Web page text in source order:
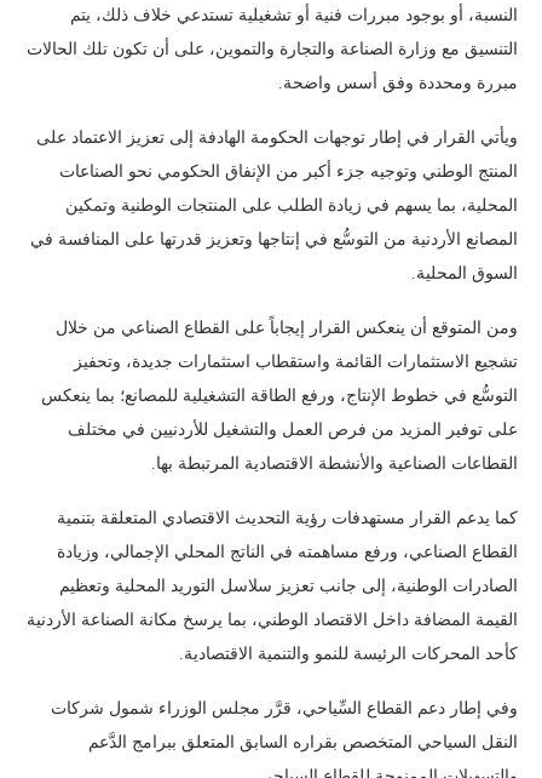
النسبة، أو بوجود مبررات فنية أو تشغيلية تستدعي خلاف ذلك، يتم
التنسيق مع وزارة الصناعة والتجارة والتموين، على أن تكون تلك الحالات
مبررة ومحددة وفق أسس واضحة.
ويأتي القرار في إطار توجهات الحكومة الهادفة إلى تعزيز الاعتماد على
المنتج الوطني وتوجيه جزء أكبر من الإنفاق الحكومي نحو الصناعات
المحلية، بما يسهم في زيادة الطلب على المنتجات الوطنية وتمكين
المصانع الأردنية من التوسُّع في إنتاجها وتعزيز قدرتها على المنافسة في
السوق المحلية.
ومن المتوقع أن ينعكس القرار إيجاباً على القطاع الصناعي من خلال
تشجيع الاستثمارات القائمة واستقطاب استثمارات جديدة، وتحفيز
التوسُّع في خطوط الإنتاج، ورفع الطاقة التشغيلية للمصانع؛ بما ينعكس
على توفير المزيد من فرص العمل والتشغيل للأردنيين في مختلف
القطاعات الصناعية والأنشطة الاقتصادية المرتبطة بها.
كما يدعم القرار مستهدفات رؤية التحديث الاقتصادي المتعلقة بتنمية
القطاع الصناعي، ورفع مساهمته في الناتج المحلي الإجمالي، وزيادة
الصادرات الوطنية، إلى جانب تعزيز سلاسل التوريد المحلية وتعظيم
القيمة المضافة داخل الاقتصاد الوطني، بما يرسخ مكانة الصناعة الأردنية
كأحد المحركات الرئيسة للنمو والتنمية الاقتصادية.
وفي إطار دعم القطاع السِّياحي، قرَّر مجلس الوزراء شمول شركات
النقل السياحي المتخصص بقراره السابق المتعلق ببرامج الدَّعم